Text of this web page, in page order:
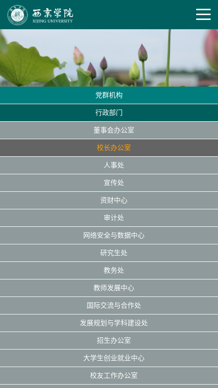
党群机构
行政部门
董事会办公室
校长办公室
人事处
宣传处
资财中心
审计处
网络安全与数据中心
研究生处
教务处
教师发展中心
国际交流与合作处
发展规划与学科建设处
招生办公室
大学生创业就业中心
校友工作办公室